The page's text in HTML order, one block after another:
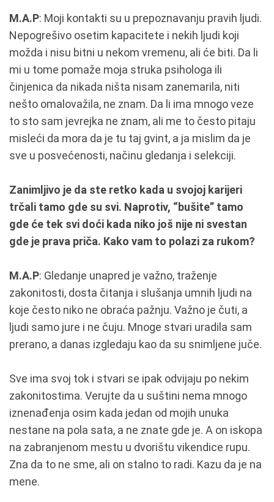
M.A.P: Moji kontakti su u prepoznavanju pravih ljudi.
Nepogrešivo osetim kapacitete i nekih ljudi koji
možda i nisu bitni u nekom vremenu, ali će biti. Da li
mi u tome pomaže moja struka psihologa ili
činjenica da nikada ništa nisam zanemarila, niti
nešto omalovažila, ne znam. Da li ima mnogo veze
to sto sam jevrejka ne znam, ali me to često pitaju
misleći da mora da je tu taj gvint, a ja mislim da je
sve u posvećenosti, načinu gledanja i selekciji.
Zanimljivo je da ste retko kada u svojoj karijeri
trčali tamo gde su svi. Naprotiv, “bušite” tamo
gde će tek svi doći kada niko još nije ni svestan
gde je prava priča. Kako vam to polazi za rukom?
M.A.P: Gledanje unapred je važno, traženje
zakonitosti, dosta čitanja i slušanja umnih ljudi na
koje često niko ne obraća pažnju. Važno je čuti, a
ljudi samo jure i ne čuju. Mnoge stvari uradila sam
prerano, a danas izgledaju kao da su snimljene juče.
Sve ima svoj tok i stvari se ipak odvijaju po nekim
zakonitostima. Verujte da u suštini nema mnogo
iznenađenja osim kada jedan od mojih unuka
nestane na pola sata, a ne znate gde je. A on iskopa
na zabranjenom mestu u dvorištu vikendice rupu.
Zna da to ne sme, ali on stalno to radi. Kazu da je na
mene.